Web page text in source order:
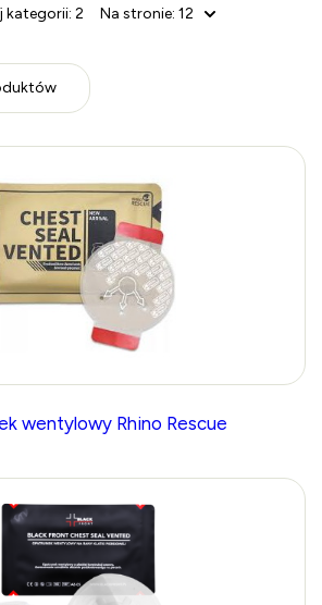
kategorii: 2 Na stronie: 12
wentylowy Rhino Rescue